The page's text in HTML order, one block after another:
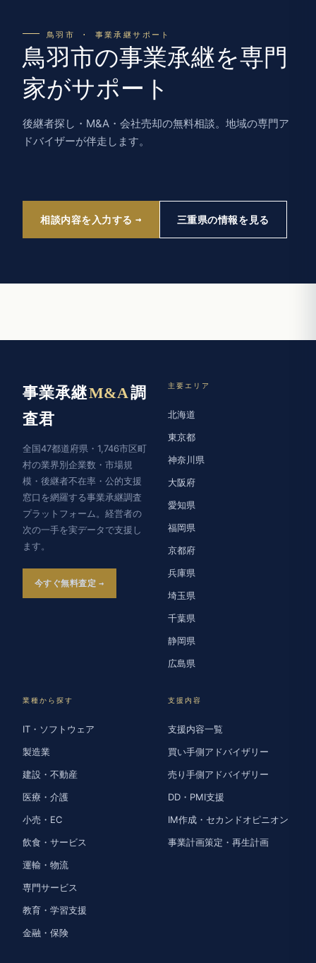
鳥羽市 · 事業承継サポート
鳥羽市の事業承継を専門
家がサポート
後継者探し・M&A・会社売却の無料相談。地域の専門ア
ドバイザーが伴走します。
相談内容を入力する 三重県の情報を見る
事業承継M&A調
査君
全国47都道府県・1,746市区町
村の業界別企業数・市場規
模・後継者不在率・公的支援
窓口を網羅する事業承継調査
プラットフォーム。経営者の
次の一手を実データで支援し
ます。
今すぐ無料査定
主要エリア
北海道
東京都
神奈川県
大阪府
愛知県
福岡県
京都府
兵庫県
埼玉県
千葉県
静岡県
広島県
業種から探す
IT・ソフトウェア
製造業
建設・不動産
医療・介護
小売・EC
飲食・サービス
運輸・物流
専門サービス
教育・学習支援
金融・保険
支援内容
支援内容一覧
買い手側アドバイザリー
売り手側アドバイザリー
DD・PMI支援
IM作成・セカンドオピニオン
事業計画策定・再生計画